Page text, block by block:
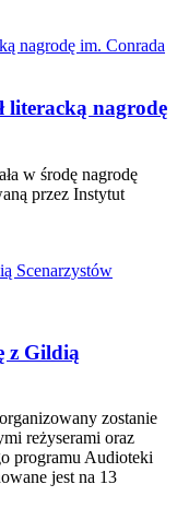
literacką nagrodę
w środę nagrodę
przez Instytut
z Gildią
zostanie
reżyserami oraz
programu Audioteki
jest na 13